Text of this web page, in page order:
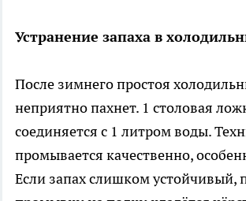
Устранение запаха в
После зимнего простоя
неприятно пахнет. 1 столовая
соединяется с 1 литром воды.
промывается качественно,
Если запах слишком устойчивый,